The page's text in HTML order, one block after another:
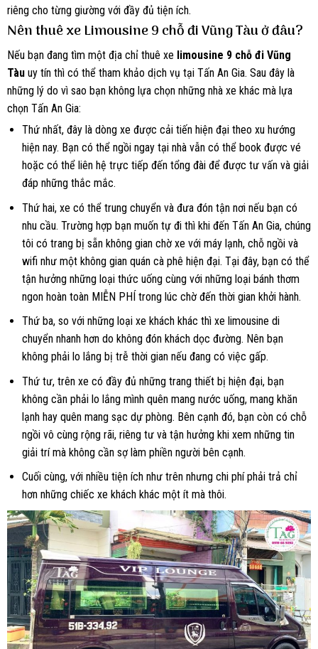
riêng cho từng giường với đầy đủ tiện ích.
Nên thuê xe Limousine 9 chỗ đi Vũng Tàu ở đâu?
Nếu bạn đang tìm một địa chỉ thuê xe limousine 9 chỗ đi Vũng
Tàu uy tín thì có thể tham khảo dịch vụ tại Tấn An Gia. Sau đây là
những lý do vì sao bạn không lựa chọn những nhà xe khác mà lựa
chọn Tấn An Gia:
Thứ nhất, đây là dòng xe được cải tiến hiện đại theo xu hướng
hiện nay. Bạn có thể ngồi ngay tại nhà vẫn có thể book được vé
hoặc có thể liên hệ trực tiếp đến tổng đài để được tư vấn và giải
đáp những thắc mắc.
Thứ hai, xe có thể trung chuyển và đưa đón tận nơi nếu bạn có
nhu cầu. Trường hợp bạn muốn tự đi thì khi đến Tấn An Gia, chúng
tôi có trang bị sẵn không gian chờ xe với máy lạnh, chỗ ngồi và
wifi như một không gian quán cà phê hiện đại. Tại đây, bạn có thể
tận hưởng những loại thức uống cùng với những loại bánh thơm
ngon hoàn toàn MIỄN PHÍ trong lúc chờ đến thời gian khởi hành.
Thứ ba, so với những loại xe khách khác thì xe limousine di
chuyển nhanh hơn do không đón khách dọc đường. Nên bạn
không phải lo lắng bị trễ thời gian nếu đang có việc gấp.
Thứ tư, trên xe có đầy đủ những trang thiết bị hiện đại, bạn
không cần phải lo lắng mình quên mang nước uống, mang khăn
lạnh hay quên mang sạc dự phòng. Bên cạnh đó, bạn còn có chỗ
ngồi vô cùng rộng rãi, riêng tư và tận hưởng khi xem những tin
giải trí mà không cần sợ làm phiền người bên cạnh.
Cuối cùng, với nhiều tiện ích như trên nhưng chi phí phải trả chỉ
hơn những chiếc xe khách khác một ít mà thôi.